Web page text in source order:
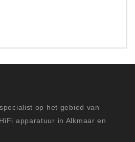
op het gebied van
apparatuur in Alkmaar en